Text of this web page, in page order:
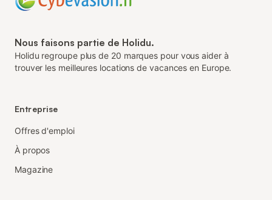
Nous faisons partie de Holidu.
Holidu regroupe plus de 20 marques pour vous aider à
trouver les meilleures locations de vacances en Europe.
Entreprise
Offres d'emploi
À propos
Magazine